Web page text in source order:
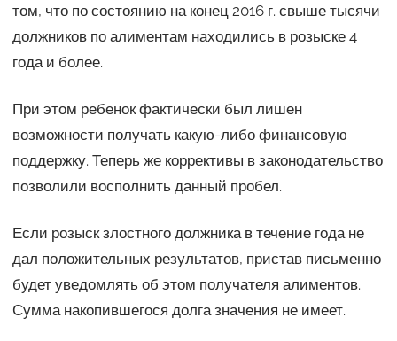
том, что по состоянию на конец 2016 г. свыше тысячи
должников по алиментам находились в розыске 4
года и более.
При этом ребенок фактически был лишен
возможности получать какую-либо финансовую
поддержку. Теперь же коррективы в законодательство
позволили восполнить данный пробел.
Если розыск злостного должника в течение года не
дал положительных результатов, пристав письменно
будет уведомлять об этом получателя алиментов.
Сумма накопившегося долга значения не имеет.